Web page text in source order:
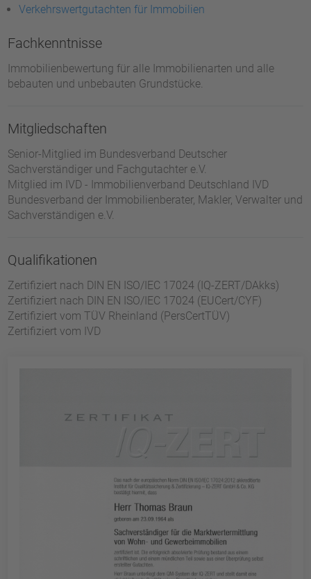
Verkehrswertgutachten für Immobilien
Fachkenntnisse
Immobilienbewertung für alle Immobilienarten und alle
bebauten und unbebauten Grundstücke.
Mitgliedschaften
Senior-Mitglied im Bundesverband Deutscher
Sachverständiger und Fachgutachter e.V.
Mitglied im IVD - Immobilienverband Deutschland IVD
Bundesverband der Immobilienberater, Makler, Verwalter und
Sachverständigen e.V.
Qualifikationen
Zertifiziert nach DIN EN ISO/IEC 17024 (IQ-ZERT/DAkks)
Zertifiziert nach DIN EN ISO/IEC 17024 (EUCert/CYF)
Zertifiziert vom TÜV Rheinland (PersCertTÜV)
Zertifiziert vom IVD